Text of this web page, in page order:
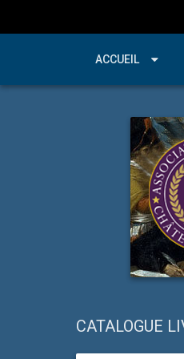
ACCUEIL
CATALOGUE